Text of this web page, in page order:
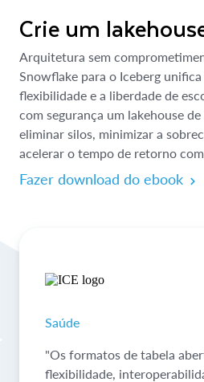
Crie um
Arquitetura sem
Snowflake para o Iceberg
flexibilidade e a liberdade de
com segurança um lakehouse
eliminar silos, minimizar a
acelerar o tempo de retorno
Fazer download do ebook
Saúde
"Os formatos de tabela
flexibilidade,